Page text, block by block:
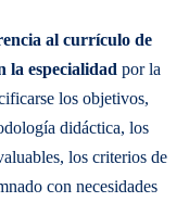
al currículo de
la especialidad por la
los objetivos,
didáctica, los
los criterios de
con necesidades